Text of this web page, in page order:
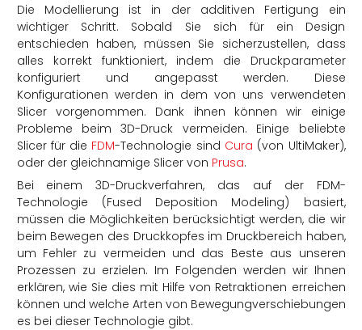
Die Modellierung ist in der additiven Fertigung ein
wichtiger Schritt. Sobald Sie sich für ein Design
entschieden haben, müssen Sie sicherzustellen, dass
alles korrekt funktioniert, indem die Druckparameter
konfiguriert und angepasst werden. Diese
Konfigurationen werden in dem von uns verwendeten
Slicer vorgenommen. Dank ihnen können wir einige
Probleme beim 3D-Druck vermeiden. Einige beliebte
Slicer für die FDM-Technologie sind Cura (von UltiMaker),
oder der gleichnamige Slicer von Prusa.
Bei einem 3D-Druckverfahren, das auf der FDM-
Technologie (Fused Deposition Modeling) basiert,
müssen die Möglichkeiten berücksichtigt werden, die wir
beim Bewegen des Druckkopfes im Druckbereich haben,
um Fehler zu vermeiden und das Beste aus unseren
Prozessen zu erzielen. Im Folgenden werden wir Ihnen
erklären, wie Sie dies mit Hilfe von Retraktionen erreichen
können und welche Arten von Bewegungverschiebungen
es bei dieser Technologie gibt.